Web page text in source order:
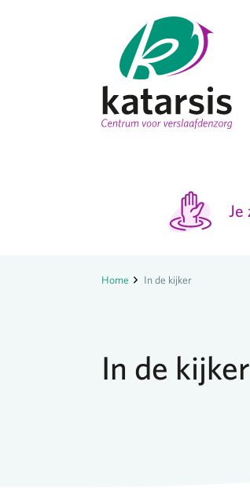
Je
Home In de kijker
In de kijker